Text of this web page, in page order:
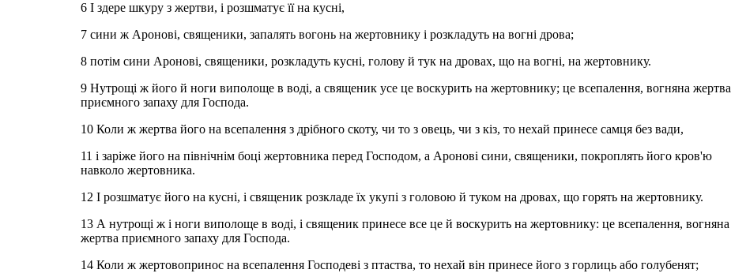
6 І здере шкуру з жертви, і розшматує її на кусні,
7 сини ж Аронові, священики, запалять вогонь на жертовнику і розкладуть на вогні дрова;
8 потім сини Аронові, священики, розкладуть кусні, голову й тук на дровах, що на вогні, на жертовнику.
9 Нутрощі ж його й ноги виполоще в воді, а священик усе це воскурить на жертовнику; це всепалення, вогняна жертва
приємного запаху для Господа.
10 Коли ж жертва його на всепалення з дрібного скоту, чи то з овець, чи з кіз, то нехай принесе самця без вади,
11 і заріже його на північнім боці жертовника перед Господом, а Аронові сини, священики, покроплять його кров'ю
навколо жертовника.
12 І розшматує його на кусні, і священик розкладе їх укупі з головою й туком на дровах, що горять на жертовнику.
13 А нутрощі ж і ноги виполоще в воді, і священик принесе все це й воскурить на жертовнику: це всепалення, вогняна
жертва приємного запаху для Господа.
14 Коли ж жертовопринос на всепалення Господеві з птаства, то нехай він принесе його з горлиць або голубенят;